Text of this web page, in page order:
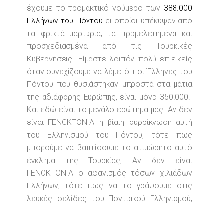
έχουμε το τρομακτικό νούμερο των 388.000
Ελλήνων του Πόντου οι οποίοι υπέκυψαν από
τα φρικτά μαρτύρια, τα προμελετημένα και
προσχεδιασμένα από τις Τουρκικές
Κυβερνήσεις. Είμαστε λοιπόν πολύ επιεικείς
όταν συνεχίζουμε να λέμε ότι οι Έλληνες του
Πόντου που θυσιάστηκαν μπροστά στα μάτια
της αδιάφορης Ευρώπης, είναι μόνο 350.000.
Και εδώ είναι το μεγάλο ερώτημα μας. Αν δεν
είναι ΓΕΝΟΚΤΟΝΙΑ η βίαιη συρρίκνωση αυτή
του Ελληνισμού του Πόντου, τότε πως
μπορούμε να βαπτίσουμε το ατιμώρητο αυτό
έγκλημα της Τουρκίας; Αν δεν είναι
ΓΕΝΟΚΤΟΝΙΑ ο αφανισμός τόσων χιλιάδων
Ελλήνων, τότε πως να το γράψουμε στις
λευκές σελίδες του Ποντιακού Ελληνισμού;